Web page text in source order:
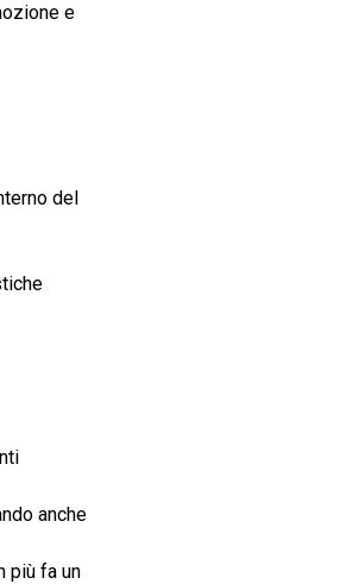
e
del
anche
più fa un